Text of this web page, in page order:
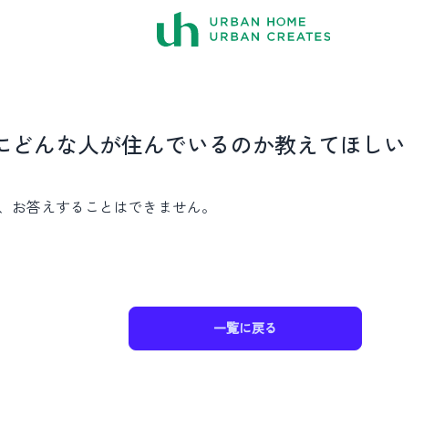
FAQ
どんな人が住んでいるのか教えてほしい
お答えすることはできません。
一覧に戻る